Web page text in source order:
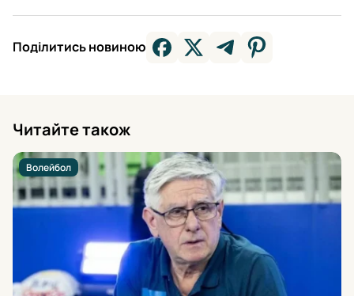
Поділитись новиною
Читайте також
Волейбол